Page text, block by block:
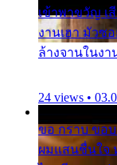
เข้าพาขวัญ เ
งานเฮา มัวซ
ล้างจานในงา
24 views •
ขอ กราบ ขอ
ผมแสนชื่นใจ